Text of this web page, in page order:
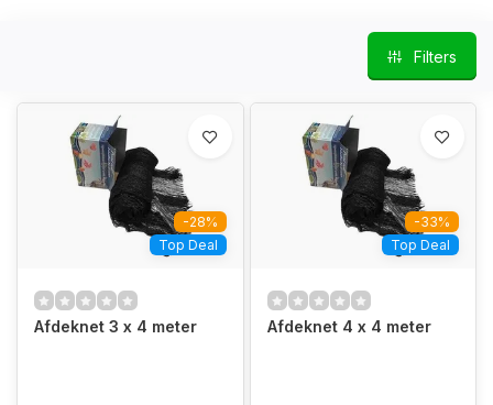
Filters
-28%
Top Deal
Afdeknet 3 x 4 meter
-33%
Top Deal
Afdeknet 4 x 4 meter